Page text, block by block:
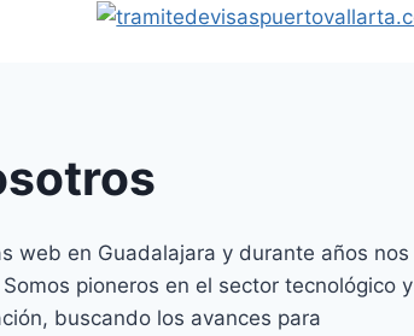
web en Guadalajara y durante años nos
pioneros en el sector tecnológico y
buscando los avances para